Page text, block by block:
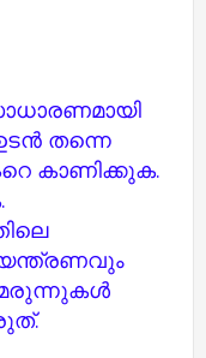
തന്നെ
കാണിക്കുക.
മരുന്നുകൾ